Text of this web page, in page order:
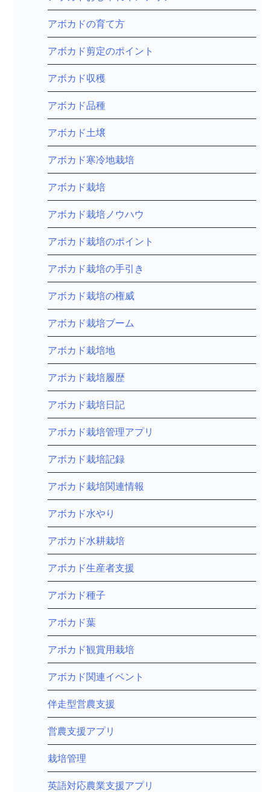
アボカドの育て方
アボカド剪定のポイント
アボカド収穫
アボカド品種
アボカド土壌
アボカド寒冷地栽培
アボカド栽培
アボカド栽培ノウハウ
アボカド栽培のポイント
アボカド栽培の手引き
アボカド栽培の権威
アボカド栽培ブーム
アボカド栽培地
アボカド栽培履歴
アボカド栽培日記
アボカド栽培管理アプリ
アボカド栽培記録
アボカド栽培関連情報
アボカド水やり
アボカド水耕栽培
アボカド生産者支援
アボカド種子
アボカド葉
アボカド観賞用栽培
アボカド関連イベント
伴走型営農支援
営農支援アプリ
栽培管理
英語対応農業支援アプリ